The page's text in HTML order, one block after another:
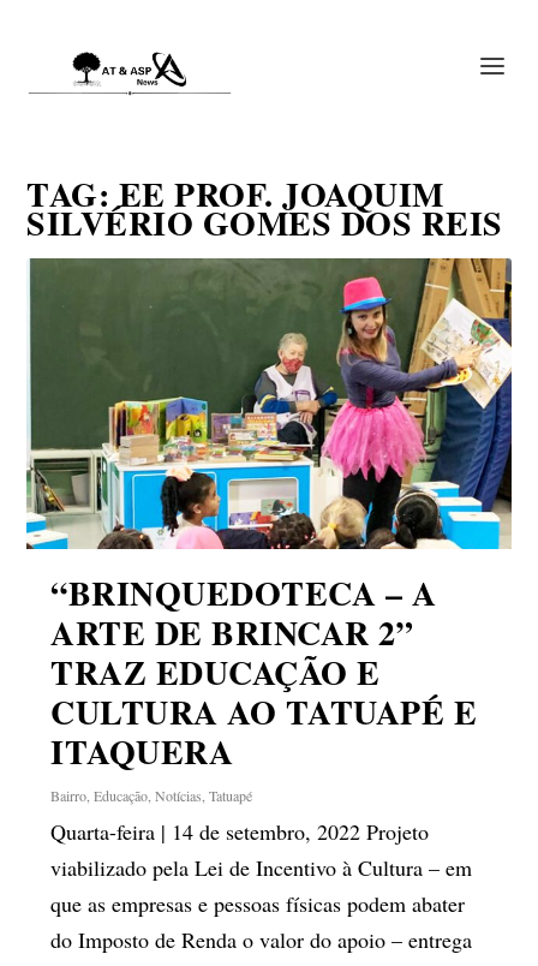
TAG:EE PROF. JOAQUIM
SILVÉRIO GOMES DOS REIS
“BRINQUEDOTECA – A
ARTE DE BRINCAR 2”
TRAZ EDUCAÇÃO E
CULTURA AO TATUAPÉ E
ITAQUERA
Bairro ,Educação ,Notícias ,Tatuapé
Quarta-feira | 14 de setembro, 2022 Projeto
viabilizado pela Lei de Incentivo à Cultura – em
que as empresas e pessoas físicas podem abater
do Imposto de Renda o valor do apoio – entrega